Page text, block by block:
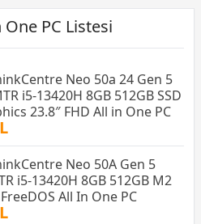
One PC Listesi
Neo 50a 24 Gen 5
i5-13420H 8GB 512GB SSD
23.8″ FHD All in One PC
Neo 50A Gen 5
i5-13420H 8GB 512GB M2
All In One PC